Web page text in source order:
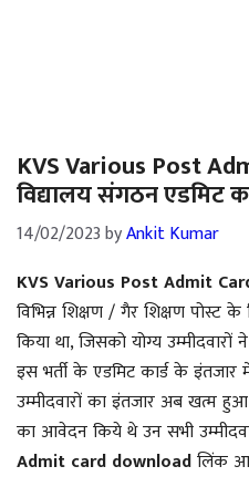
KVS Various Post
विद्यालय संगठन एडमिट
14/02/2023byAnkit Kumar
KVS Various Post Admit
विभिन्न शिक्षण / गैर शिक्षण
किया था, जिसको योग्य
इस भर्ती के एडमिट कार्ड के
उम्मीदवारों का इंतजार अब खत्म हुआ
का आवेदन किये थे उन सभी
Admit card downloadलिंक